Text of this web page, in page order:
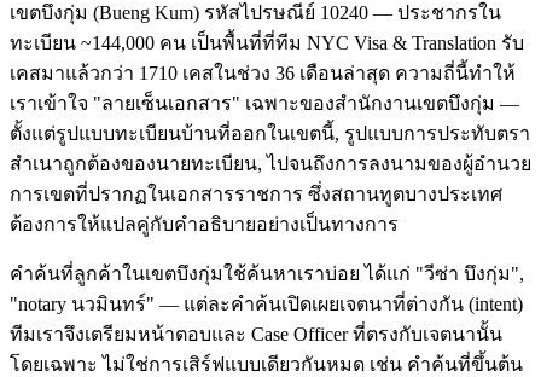
เขตบึงกุ่ม (Bueng Kum) รหัสไปรษณีย์ 10240 — ประชากรใน
ทะเบียน ~144,000 คน เป็นพื้นที่ที่ทีม NYC Visa & Translation รับ
เคสมาแล้วกว่า 1710 เคสในช่วง 36 เดือนล่าสุด ความถี่นี้ทำให้
เราเข้าใจ "ลายเซ็นเอกสาร" เฉพาะของสำนักงานเขตบึงกุ่ม —
ตั้งแต่รูปแบบทะเบียนบ้านที่ออกในเขตนี้, รูปแบบการประทับตรา
สำเนาถูกต้องของนายทะเบียน, ไปจนถึงการลงนามของผู้อำนวย
การเขตที่ปรากฏในเอกสารราชการ ซึ่งสถานทูตบางประเทศ
ต้องการให้แปลคู่กับคำอธิบายอย่างเป็นทางการ
คำค้นที่ลูกค้าในเขตบึงกุ่มใช้ค้นหาเราบ่อย ได้แก่ "วีซ่า บึงกุ่ม",
"notary นวมินทร์" — แต่ละคำค้นเปิดเผยเจตนาที่ต่างกัน (intent)
ทีมเราจึงเตรียมหน้าตอบและ Case Officer ที่ตรงกับเจตนานั้น
โดยเฉพาะ ไม่ใช่การเสิร์ฟแบบเดียวกันหมด เช่น คำค้นที่ขึ้นต้น